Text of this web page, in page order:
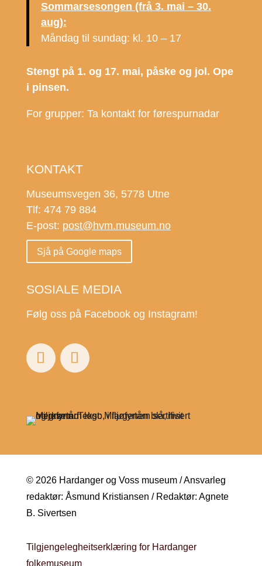
Sommarsesongen (frå 3. mai – 30.
aug):
Måndag til sundag: kl. 10 – 17
Stengt på 1. og 17. mai, påske og jol. Ope
i pinsen.
For grupper: Ta kontakt for førespurnadar
KONTAKT
Museumsvegen 36, 5778 Utne
Tlf: 474 79 884
E-post: post@hvm.museum.no
Sjå på Google maps
SOSIALE MEDIA
Følg oss på Facebook og Instagram!
© 2026 Hardanger og Voss museum / Ansvarleg
redaktør: Åsmund Kristiansen / Redaktør: Agnete
B. Sivertsen
Tilgjengelegheitserklæring for Hardanger
folkemuseum